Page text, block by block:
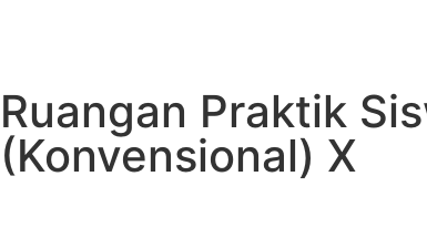
Ruangan Praktik
(Konvensional) X